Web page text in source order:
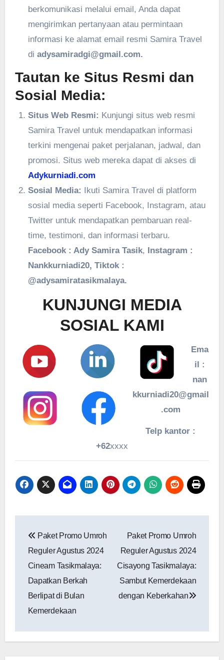
berkomunikasi melalui email, Anda dapat
mengirimkan pertanyaan atau permintaan
informasi ke alamat email resmi Samira Travel
di adysamiradgi@gmail.com.
Tautan ke Situs Resmi dan
Sosial Media:
Situs Web Resmi: Kunjungi situs web resmi
Samira Travel untuk mendapatkan informasi
terkini mengenai paket perjalanan, jadwal, dan
promosi. Situs web mereka dapat di akses di
Adykurniadi.com
Sosial Media: Ikuti Samira Travel di platform
sosial media seperti Facebook, Instagram, atau
Twitter untuk mendapatkan pembaruan real-
time, testimoni, dan informasi terbaru.
Facebook : Ady Samira Tasik, Instagram :
Nankkurniadi20, Tiktok :
@adysamiratasikmalaya.
KUNJUNGI MEDIA
SOSIAL KAMI
Ema
il :
nan
kkurniadi20@gmail
.com
Telp kantor :
+62xxxx
pos
Paket Promo Umroh
Reguler Agustus 2024
Cineam Tasikmalaya:
Dapatkan Berkah
Berlipat di Bulan
Kemerdekaan
Paket Promo Umroh
Reguler Agustus 2024
Cisayong Tasikmalaya:
Sambut Kemerdekaan
dengan Keberkahan